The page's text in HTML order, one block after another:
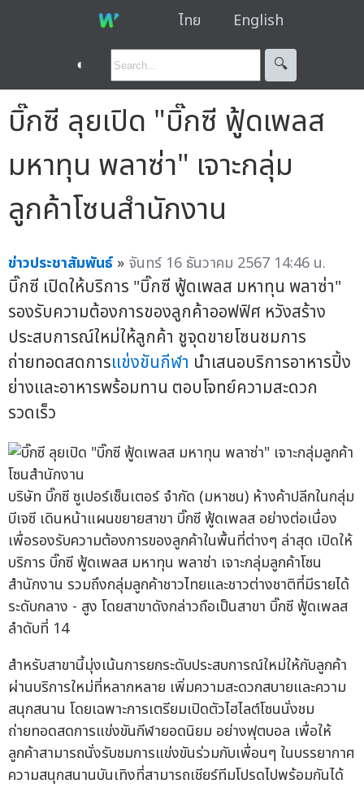
ไทย English
◐ 🔍︎
บิ๊กซี ลุยเปิด "บิ๊กซี ฟู้ดเพลส
มหาทุน พลาซ่า" เจาะกลุ่ม
ลูกค้าโซนสำนักงาน
ข่าวประชาสัมพันธ์ » จันทร์ 16 ธันวาคม 2567 14:46 น.
บิ๊กซี เปิดให้บริการ "บิ๊กซี ฟู้ดเพลส มหาทุน พลาซ่า"
รองรับความต้องการของลูกค้าออฟฟิศ หวังสร้าง
ประสบการณ์ใหม่ให้ลูกค้า ชูจุดขายโซนชมการ
ถ่ายทอดสดการแข่งขันกีฬา นำเสนอบริการอาหารปิ้ง
ย่างและอาหารพร้อมทาน ตอบโจทย์ความสะดวก
รวดเร็ว
บริษัท บิ๊กซี ซูเปอร์เซ็นเตอร์ จำกัด (มหาชน) ห้างค้าปลีกในกลุ่ม
บีเจซี เดินหน้าแผนขยายสาขา บิ๊กซี ฟู้ดเพลส อย่างต่อเนื่อง
เพื่อรองรับความต้องการของลูกค้าในพื้นที่ต่างๆ ล่าสุด เปิดให้
บริการ บิ๊กซี ฟู้ดเพลส มหาทุน พลาซ่า เจาะกลุ่มลูกค้าโซน
สำนักงาน รวมถึงกลุ่มลูกค้าชาวไทยและชาวต่างชาติที่มีรายได้
ระดับกลาง - สูง โดยสาขาดังกล่าวถือเป็นสาขา บิ๊กซี ฟู้ดเพลส
ลำดับที่ 14
สำหรับสาขานี้มุ่งเน้นการยกระดับประสบการณ์ใหม่ให้กับลูกค้า
ผ่านบริการใหม่ที่หลากหลาย เพิ่มความสะดวกสบายและความ
สนุกสนาน โดยเฉพาะการเตรียมเปิดตัวไฮไลต์โซนนั่งชม
ถ่ายทอดสดการแข่งขันกีฬายอดนิยม อย่างฟุตบอล เพื่อให้
ลูกค้าสามารถนั่งรับชมการแข่งขันร่วมกับเพื่อนๆ ในบรรยากาศ
ความสนุกสนานบันเทิงที่สามารถเชียร์ทีมโปรดไปพร้อมกันได้